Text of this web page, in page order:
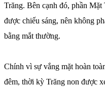
Trăng. Bên cạnh đó, phần
được chiếu sáng, nên không
bằng mắt thường.
Chính vì sự vắng mặt hoàn
đêm, thời kỳ Trăng non được